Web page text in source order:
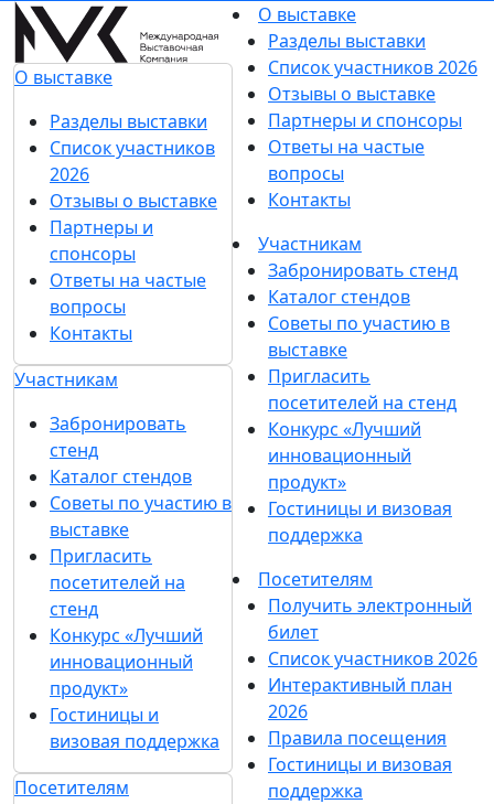
О выставке
Разделы выставки
Список участников
2026
Отзывы о выставке
Партнеры и
спонсоры
Ответы на частые
вопросы
Контакты
Участникам
Забронировать
стенд
Каталог стендов
Советы по участию в
выставке
Пригласить
посетителей на
стенд
Конкурс «Лучший
инновационный
продукт»
Гостиницы и
визовая поддержка
Посетителям
О выставке
Разделы выставки
Список участников 2026
Отзывы о выставке
Партнеры и спонсоры
Ответы на частые
вопросы
Контакты
Участникам
Забронировать стенд
Каталог стендов
Советы по участию в
выставке
Пригласить
посетителей на стенд
Конкурс «Лучший
инновационный
продукт»
Гостиницы и визовая
поддержка
Посетителям
Получить электронный
билет
Список участников 2026
Интерактивный план
2026
Правила посещения
Гостиницы и визовая
поддержка